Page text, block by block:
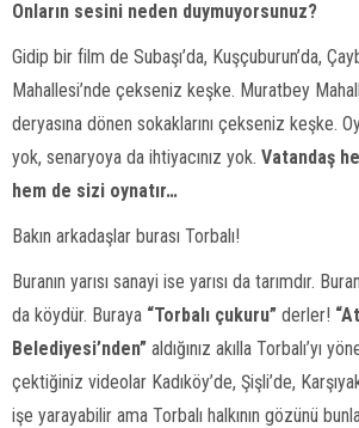
Onların sesini neden duymuyorsunuz?
Gidip bir film de Subaşı’da, Kuşçuburun’da,
Mahallesi’nde çekseniz keşke. Muratbey
deryasına dönen sokaklarını çekseniz keşke.
yok, senaryoya da ihtiyacınız yok. Vatandaş
hem de sizi oynatır…
Bakın arkadaşlar burası Torbalı!
Buranın yarısı sanayi ise yarısı da tarımdır.
da köydür. Buraya “Torbalı çukuru” derler!
Belediyesi’nden” aldığınız akılla Torbalı’yı
çektiğiniz videolar Kadıköy’de, Şişli’de,
işe yarayabilir ama Torbalı halkının gözünü